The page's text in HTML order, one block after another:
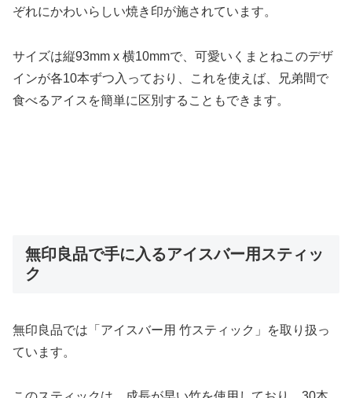
ぞれにかわいらしい焼き印が施されています。
サイズは縦93mm x 横10mmで、可愛いくまとねこのデザ
インが各10本ずつ入っており、これを使えば、兄弟間で
食べるアイスを簡単に区別することもできます。
無印良品で手に入るアイスバー用スティッ
ク
無印良品では「アイスバー用 竹スティック」を取り扱っ
ています。